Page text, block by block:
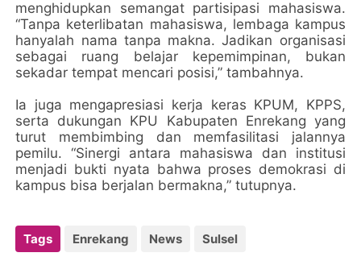
menghidupkan semangat partisipasi mahasiswa.
“Tanpa keterlibatan mahasiswa, lembaga kampus
hanyalah nama tanpa makna. Jadikan organisasi
sebagai ruang belajar kepemimpinan, bukan
sekadar tempat mencari posisi,” tambahnya.
Ia juga mengapresiasi kerja keras KPUM, KPPS,
serta dukungan KPU Kabupaten Enrekang yang
turut membimbing dan memfasilitasi jalannya
pemilu. “Sinergi antara mahasiswa dan institusi
menjadi bukti nyata bahwa proses demokrasi di
kampus bisa berjalan bermakna,” tutupnya.
Tags Enrekang News Sulsel